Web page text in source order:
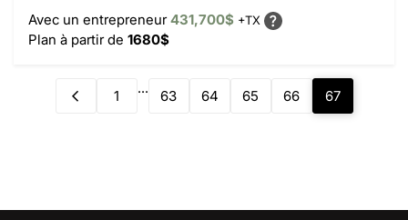
Avec un entrepreneur431,700$ +TX
Plan à partir de 1680$
1 ... 63 64 65 66 67